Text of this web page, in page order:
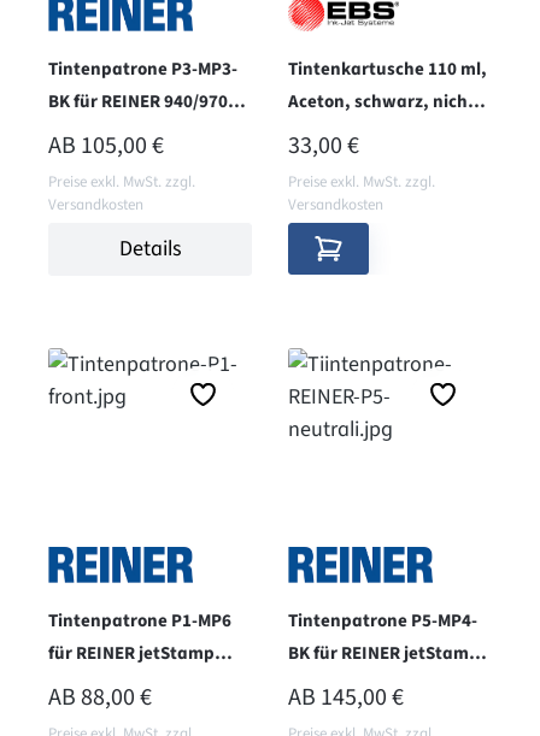
Tintenpatrone P3-MP3-
BK für REINER 940/970MP
- schwarz
REGULÄRER PREIS:
AB 105,00 €
Preise exkl. MwSt. zzgl.
Versandkosten
Details
Tintenkartusche 110 ml,
Aceton, schwarz, nicht
pigmentiert
REGULÄRER PREIS:
33,00 €
Preise exkl. MwSt. zzgl.
Versandkosten
Tintenpatrone P1-MP6
für REINER jetStamp
790MP und 990 - gelb
REGULÄRER PREIS:
AB88,00 €
Tintenpatrone P5-MP4-
BK für REINER jetStamp
1025 - solvent - schwarz
REGULÄRER PREIS:
AB 145,00 €